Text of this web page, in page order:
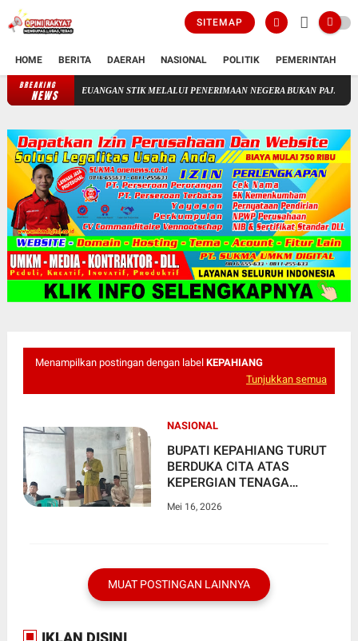
SITEMAP
HOME BERITA DAERAH NASIONAL POLITIK PEMERINTAH
BREAKING
NEWS
KEUANGAN STIK MELALUI PENERIMAAN NEGERA BUKAN PAJAK(PNBP)
Menampilkan postingan dengan label KEPAHIANG
Tunjukkan semua
NASIONAL
BUPATI KEPAHIANG TURUT
BERDUKA CITA ATAS
KEPERGIAN TENAGA
HIDUP TARA OVIANI
Mei 16, 2026
MUAT POSTINGAN LAINNYA